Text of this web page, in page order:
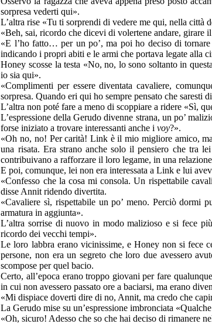
sorpresa vederti qui».
L’altra rise «Tu ti sorprendi di vedere me qui, nella città
«Beh, sai, ricordo che dicevi di volertene andare, girare
«E l’ho fatto… per un po’, ma poi ho deciso di
indicando i propri abiti e le armi che portava legate alla
Honey scosse la testa «No, no, lo sono soltanto in
io sia qui».
«Complimenti per essere diventata cavaliere,
sorpresa. Quando eri qui ho sempre pensato che saresti
L’altra non poté fare a meno di scoppiare a ridere «Sì,
L’espressione della Gerudo divenne strana, un po’
forse iniziato a trovare interessanti anche ivoy?».
«Oh no, no! Per carità! Link è il mio migliore amico,
una risata. Era strano anche solo il pensiero che tra
contribuivano a rafforzare il loro legame, in una
E poi, comunque, lei non era interessata a Link e lui
«Confesso che la cosa mi consola. Un rispettabile
disse Annit ridendo divertita.
«Cavaliere sì, rispettabile un po’ meno. Perciò
armatura in aggiunta».
L’altra sorrise di nuovo in modo malizioso e si fece
ricordo dei vecchi tempi».
Le loro labbra erano vicinissime, e Honey non si fece
persone, non era un segreto che loro due avessero
scompose per quel bacio.
Certo, all’epoca erano troppo giovani per fare
in cui non avessero passato ore a baciarsi, ma erano
«Mi dispiace doverti dire di no, Annit, ma credo che
La Gerudo mise su un’espressione imbronciata
«Oh, sicuro! Adesso che so che hai deciso di rimanere